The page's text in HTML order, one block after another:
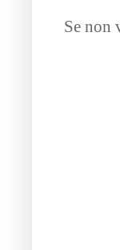
Se non